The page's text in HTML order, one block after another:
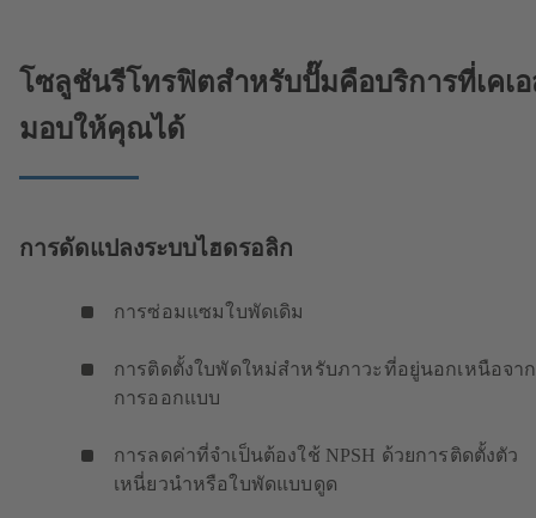
โซลูชันรีโทรฟิตสำหรับปั๊มคือบริการที่เคเ
มอบให้คุณได้
การดัดแปลงระบบไฮดรอลิก
การซ่อมแซมใบพัดเดิม
การติดตั้งใบพัดใหม่สำหรับภาวะที่อยู่นอกเหนือจาก
การออกแบบ
การลดค่าที่จำเป็นต้องใช้ NPSH ด้วยการติดตั้งตัว
เหนี่ยวนำหรือใบพัดแบบดูด